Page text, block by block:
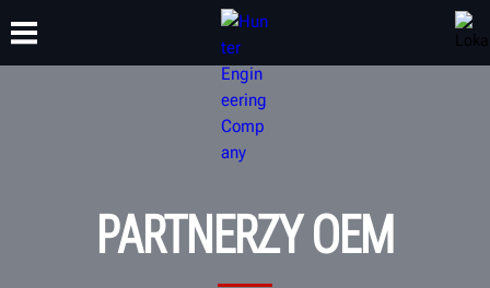
SZKOLENIA
PARTNERZY OEM